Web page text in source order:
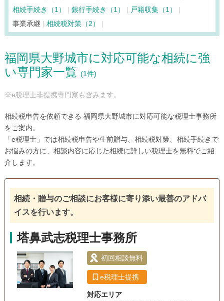
筑前町 東峰村 那珂川市（2） 中間市
直方市
久山町（1） 広川町
福岡市早良区（2）
福岡市博多区（4） 福岡市東区（3）
福岡市南区（3）
福智町
福津市（1） 豊前市
相続手続き（1）
銀行手続き（1）
戸籍収集（1）
事業承継
相続税対策（2）
福岡県大野城市に対応可能な相続に強
い専門家一覧 (1件)
※e税理士非提携専門家も含みます。
相続税申告を依頼できる 福岡県大野城市に対応可能な税理士事務所
をご案内。
「e税理士」では相続税申告や生前贈与、相続税対策、相続手続きで
お悩みの方に、相談内容に応じた相続に詳しい税理士を無料でご紹
介します。
相続・贈与のご相談にお客様に寄り添い最善のアドバ
イスを行います。
塔鼻武志税理士事務所
初回相談無料
e税理士提携
対応エリア